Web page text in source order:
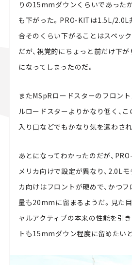
りの15mmダウンくらいであった
も下がった。PRO-KITは1.5L/2.0L
合そのくらい下がることはスペッ
だが、視覚的にちょっと前だけ下
になってしまったのだ。
またMSpRロードスターのフロン
ルロードスターよりかなり低く、
入り口などでもかなり気を遣わされ
あとになってわかったのだが、
メリカ向けで設定が異なり、2.0L
カ向けはフロントが硬めで、かつ
量も20mmに留まるようだ。見た
ャルアクティブの本来の性能を引
トも15mmダウン程度に留めたい